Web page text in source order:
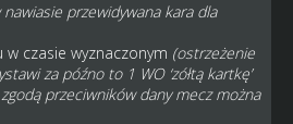
nawiasie przewidywana kara dla
w czasie wyznaczonym (ostrzeżenie
za późno to 1 WO ‘zółtą kartkę’
przeciwników dany mecz można